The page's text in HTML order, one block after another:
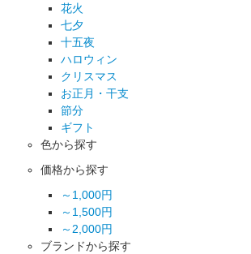
花火
七夕
十五夜
ハロウィン
クリスマス
お正月・干支
節分
ギフト
色から探す
価格から探す
～1,000円
～1,500円
～2,000円
ブランドから探す